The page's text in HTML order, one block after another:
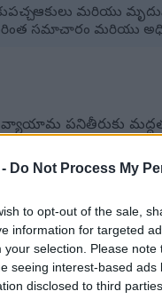
Do Not Process My
to opt-out of the sale,
information for targeted
your selection. Please
seeing interest-based
disclosed to third
ఆకులు మరియు
సమాచారం మరియు అధిక
వ్యాయామ పనితీరుకు
సాధారణంగా
కోలుకోవడానికి దోహదం
మరియు మలేట్‌లను
మద్దతుతో.